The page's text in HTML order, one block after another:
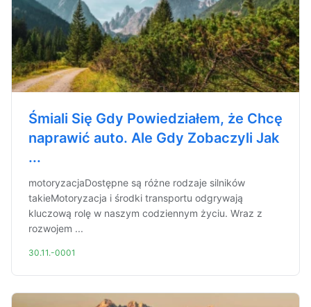
Śmiali Się Gdy Powiedziałem, że Chcę
naprawić auto. Ale Gdy Zobaczyli Jak
...
motoryzacjaDostępne są różne rodzaje silników
takieMotoryzacja i środki transportu odgrywają
kluczową rolę w naszym codziennym życiu. Wraz z
rozwojem ...
30.11.-0001